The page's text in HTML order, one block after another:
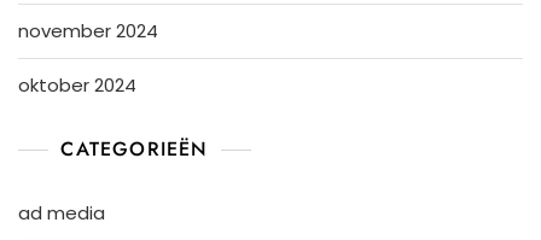
november 2024
oktober 2024
CATEGORIEËN
ad media